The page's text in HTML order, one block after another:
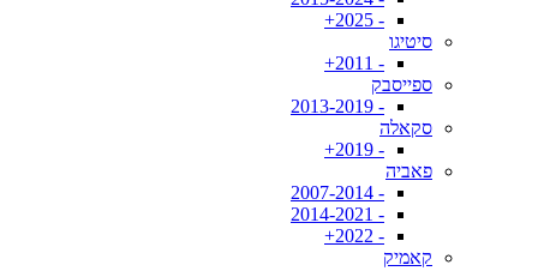
- 2025+
סיטיגו
- 2011+
ספייסבק
- 2013-2019
סקאלה
- 2019+
פאביה
- 2007-2014
- 2014-2021
- 2022+
קאמיק